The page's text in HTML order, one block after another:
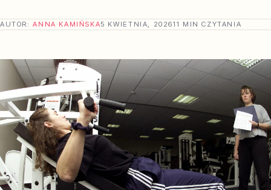
AUTOR:ANNA KAMIŃSKA5 KWIETNIA, 202611 MIN CZYTANIA